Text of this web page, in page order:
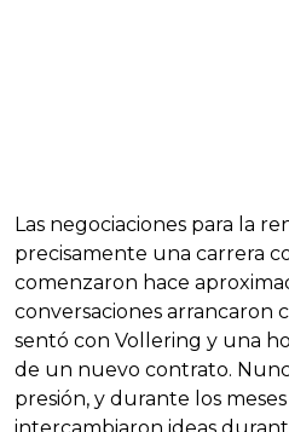
Las negociaciones para la
precisamente una carrera
comenzaron hace
conversaciones arrancaron
sentó con Vollering y una
de un nuevo contrato.
presión, y durante los